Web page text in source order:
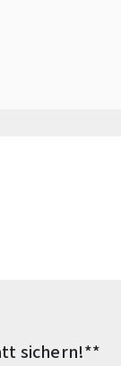
sichern!**